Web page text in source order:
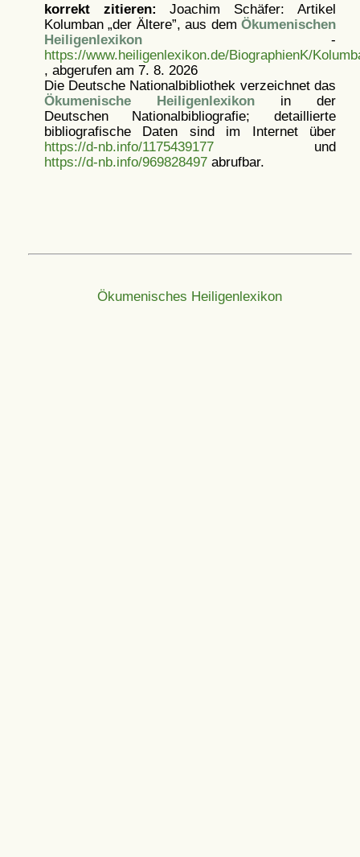
korrekt zitieren: Joachim Schäfer: Artikel
Kolumban „der Ältere”, aus dem Ökumenischen
Heiligenlexikon-
https://www.heiligenlexikon.de/BiographienK/
, abgerufen am 7. 8. 2026
Die Deutsche Nationalbibliothek verzeichnet das
Ökumenische Heiligenlexikonin der
Deutschen Nationalbibliografie; detaillierte
bibliografische Daten sind im Internet über
https://d-nb.info/1175439177und
https://d-nb.info/969828497abrufbar.
Ökumenisches Heiligenlexikon